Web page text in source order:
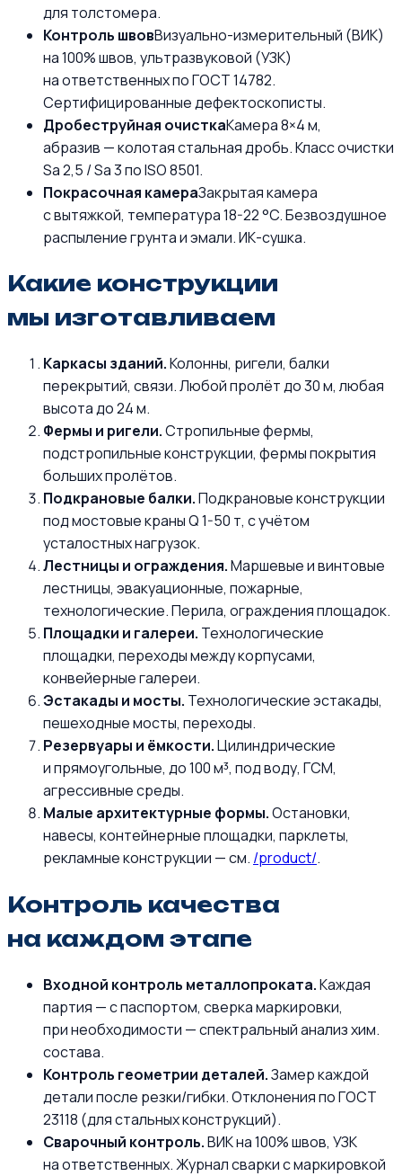
для толстомера.
Контроль швовВизуально-измерительный (ВИК)
на 100% швов, ультразвуковой (УЗК)
на ответственных по ГОСТ 14782.
Сертифицированные дефектоскописты.
Дробеструйная очисткаКамера 8×4 м,
абразив — колотая стальная дробь. Класс очистки
Sa 2,5 / Sa 3 по ISO 8501.
Покрасочная камераЗакрытая камера
с вытяжкой, температура 18-22 °C. Безвоздушное
распыление грунта и эмали. ИК-сушка.
Какие конструкции
мы изготавливаем
Каркасы зданий.Колонны, ригели, балки
перекрытий, связи. Любой пролёт до 30 м, любая
высота до 24 м.
Фермы и ригели.Стропильные фермы,
подстропильные конструкции, фермы покрытия
больших пролётов.
Подкрановые балки.Подкрановые конструкции
под мостовые краны Q 1-50 т, с учётом
усталостных нагрузок.
Лестницы и ограждения.Маршевые и винтовые
лестницы, эвакуационные, пожарные,
технологические. Перила, ограждения площадок.
Площадки и галереи. Технологические
площадки, переходы между корпусами,
конвейерные галереи.
Эстакады и мосты. Технологические эстакады,
пешеходные мосты, переходы.
Резервуары и ёмкости.Цилиндрические
и прямоугольные, до 100 м³, под воду, ГСМ,
агрессивные среды.
Малые архитектурные формы.Остановки,
навесы, контейнерные площадки, парклеты,
рекламные конструкции — см. /product/.
Контроль качества
на каждом этапе
Входной контроль металлопроката.Каждая
партия — с паспортом, сверка маркировки,
при необходимости — спектральный анализ хим.
состава.
Контроль геометрии деталей.Замер каждой
детали после резки/гибки. Отклонения по ГОСТ
23118 (для стальных конструкций).
Сварочный контроль.ВИК на 100% швов, УЗК
на ответственных. Журнал сварки с маркировкой